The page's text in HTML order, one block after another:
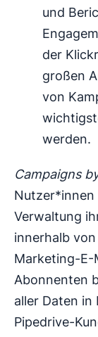
und
der
großen
von
werden.
Campaigns
Verwaltung
innerhalb
Marketing-E-
Abonnenten
aller Daten in
Pipedrive-